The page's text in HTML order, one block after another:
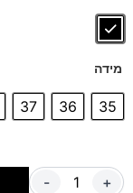
מידה
35
36
37
- +